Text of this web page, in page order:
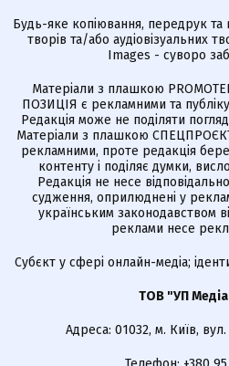
Будь-яке копіювання, передрук та
творів та/або аудіовізуальних
Images - суворо
Матеріали з плашкою
ПОЗИЦІЯ є рекламними та
Редакція може не поділяти
Матеріали з плашкою
рекламними, проте редакція бере
контенту і поділяє думки,
Редакція не несе
судження, оприлюднені у
українським законодавством
реклами несе
Cубєкт у сфері онлайн-медіа;
ТОВ "УП
Адреса: 01032, м. Київ,